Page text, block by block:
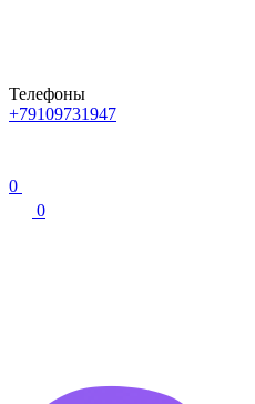
Телефоны
+79109731947
0
0